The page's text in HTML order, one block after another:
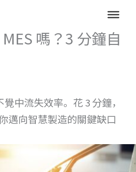
嗎？3 分鐘自
中流失效率。花 3 分鐘，
邁向智慧製造的關鍵缺口